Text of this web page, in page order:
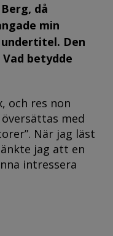
då
min
Den
Vad betydde
och res non
med
När jag läst
jag att en
intressera